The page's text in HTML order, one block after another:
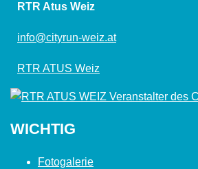
RTR Atus Weiz
info@cityrun-weiz.at
RTR ATUS Weiz
WICHTIG
Fotogalerie